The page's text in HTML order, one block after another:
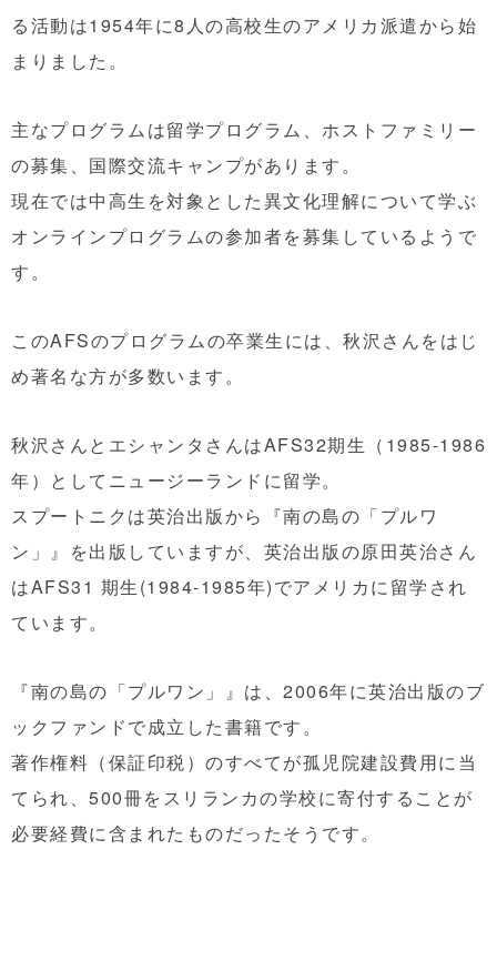
る活動は1954年に8人の高校生のアメリカ派遣から始
まりました。
主なプログラムは留学プログラム、ホストファミリー
の募集、国際交流キャンプがあります。
現在では中高生を対象とした異文化理解について学ぶ
オンラインプログラムの参加者を募集しているようで
す。
このAFSのプログラムの卒業生には、秋沢さんをはじ
め著名な方が多数います。
秋沢さんとエシャンタさんはAFS32期生（1985-1986
年）としてニュージーランドに留学。
スプートニクは英治出版から『南の島の「プルワ
ン」』を出版していますが、英治出版の原田英治さん
はAFS31 期生(1984-1985年)でアメリカに留学され
ています。
『南の島の「プルワン」』は、2006年に英治出版のブ
ックファンドで成立した書籍です。
著作権料（保証印税）のすべてが孤児院建設費用に当
てられ、500冊をスリランカの学校に寄付することが
必要経費に含まれたものだったそうです。